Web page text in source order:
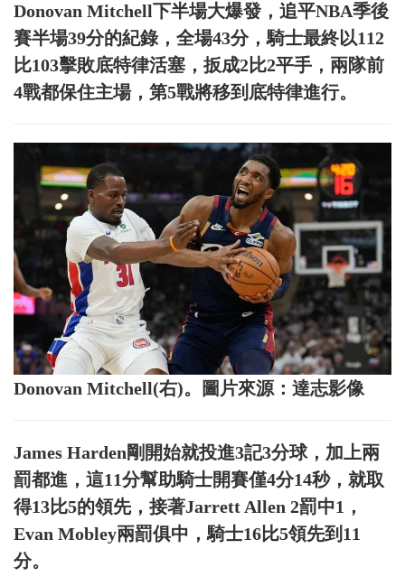
Donovan Mitchell下半場大爆發，追平NBA季後
賽半場39分的紀錄，全場43分，騎士最終以112
比103擊敗底特律活塞，扳成2比2平手，兩隊前
4戰都保住主場，第5戰將移到底特律進行。
Donovan Mitchell(右)。圖片來源：達志影像
James Harden剛開始就投進3記3分球，加上兩
罰都進，這11分幫助騎士開賽僅4分14秒，就取
得13比5的領先，接著Jarrett Allen 2罰中1，
Evan Mobley兩罰俱中，騎士16比5領先到11
分。